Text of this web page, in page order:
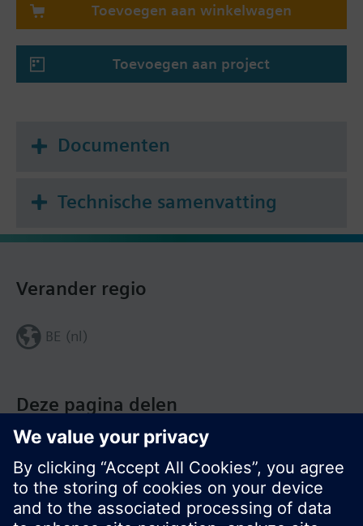
Toevoegen aan winkelwagen
Toevoegen aan project
Documenten
Technische samenvatting
Deze pagina delen
Verander regio
BE (nl)